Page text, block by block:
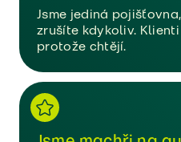
Jsme jediná
zrušíte kdykoliv.
protože chtějí.